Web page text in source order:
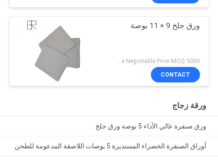
ورق جلخ 9 × 11 بوصة
Negotiable Price MOQ:5000 قطعة
CONTACT
ورقة زجاج
ورق صنفرة عالي الأداء 5 بوصة ورق جلخ
أوراق الصنفرة الخضراء المستديرة 5 بوصات اللاصقة المدعومة للطحن